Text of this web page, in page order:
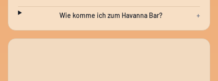
Wie komme ich zum Havanna Bar? +